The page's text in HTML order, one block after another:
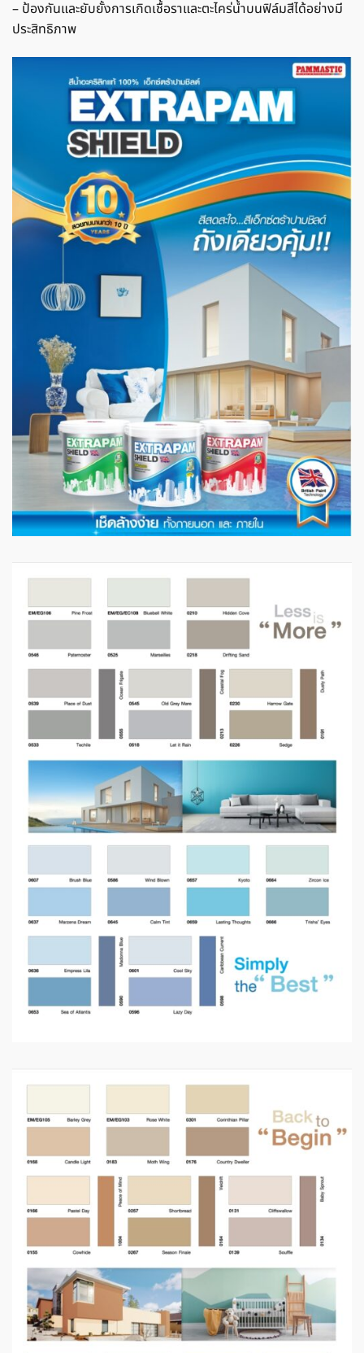
– ป้องกันและยับยั้งการเกิดเชื้อราและตะไคร่น้ำบนฟิล์มสีได้อย่างมี
ประสิทธิภาพ